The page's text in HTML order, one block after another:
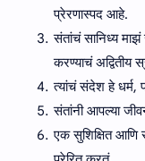
प्रेरणास्पद आहे.
संतांचं सानिध्य
करण्याचं अद्वितीय
त्यांचं संदेश हे धर्म,
संतांनी आपल्या
एक सुशिक्षित आणि